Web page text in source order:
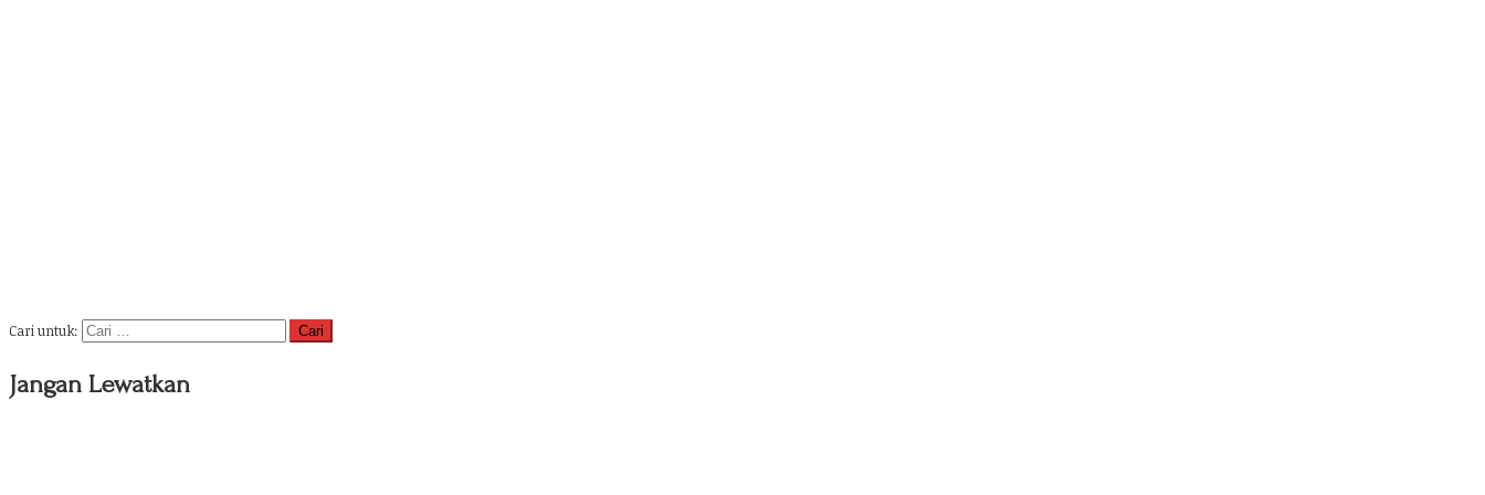
Cari untuk:
Jangan Lewatkan